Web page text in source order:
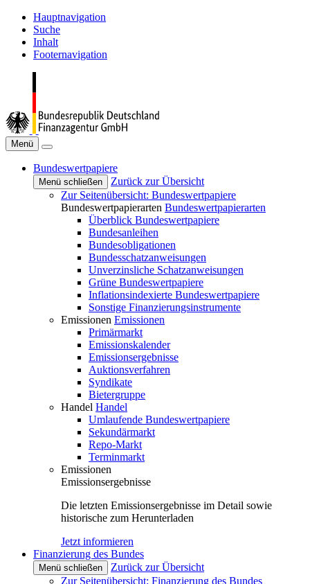
Hauptnavigation
Suche
Inhalt
Footernavigation
Menü
Bundeswertpapiere
Menü schließen
Zurück zur Übersicht
Zur Seitenübersicht: Bundeswertpapiere
Bundeswertpapierarten Bundeswertpapierarten
Überblick Bundeswertpapiere
Bundesanleihen
Bundesobligationen
Bundesschatzanweisungen
Unverzinsliche Schatzanweisungen
Grüne Bundeswertpapiere
Inflationsindexierte Bundeswertpapiere
Sonstige Finanzierungsinstrumente
Emissionen Emissionen
Primärmarkt
Emissionskalender
Emissionsergebnisse
Auktionsverfahren
Syndikate
Bietergruppe
Handel Handel
Umlaufende Bundeswertpapiere
Sekundärmarkt
Repo-Markt
Terminmarkt
Emissionen
Emissionsergebnisse
Die letzten Emissionsergebnisse im Detail sowie
historische zum Herunterladen
Jetzt informieren
Finanzierung des Bundes
Menü schließen
Zurück zur Übersicht
Zur Seitenübersicht: Finanzierung des Bundes